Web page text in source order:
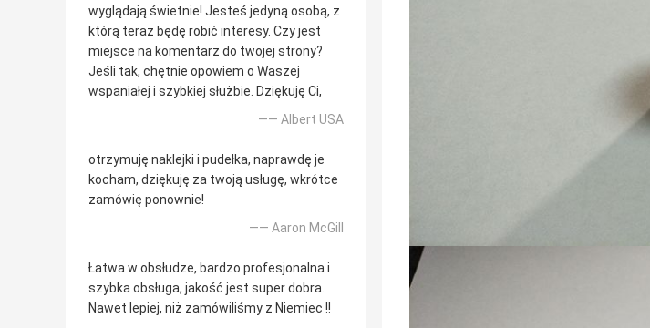
wyglądają świetnie! Jesteś jedyną osobą, z
którą teraz będę robić interesy. Czy jest
miejsce na komentarz do twojej strony?
Jeśli tak, chętnie opowiem o Waszej
wspaniałej i szybkiej służbie. Dziękuję Ci,
—— Albert USA
otrzymuję naklejki i pudełka, naprawdę je
kocham, dziękuję za twoją usługę, wkrótce
zamówię ponownie!
—— Aaron McGill
Łatwa w obsłudze, bardzo profesjonalna i
szybka obsługa, jakość jest super dobra.
Nawet lepiej, niż zamówiliśmy z Niemiec !!